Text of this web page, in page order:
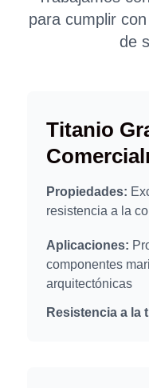
para cumplir
de
Titanio
Propiedades:
resistencia a la
Aplicaciones:
componentes
arquitectónicas
Resistencia a la